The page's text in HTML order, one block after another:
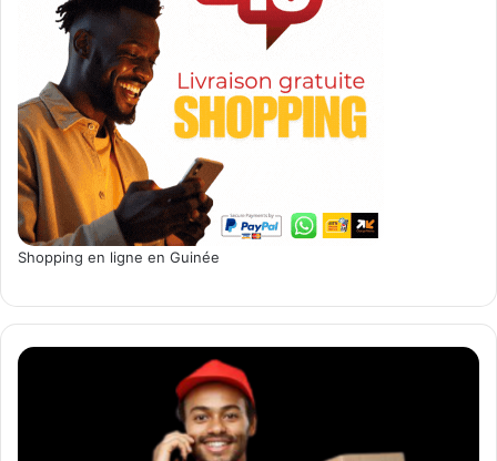
Shopping en ligne en Guinée